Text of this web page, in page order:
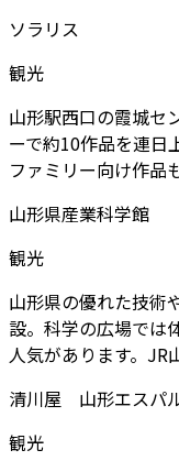
ソラリス
観光
山形駅西口の霞城セ
ーで約10作品を連日
ファミリー向け作品
山形県産業科学館
観光
山形県の優れた技術
設。科学の広場では
人気があります。JR
清川屋 山形エスパ
観光